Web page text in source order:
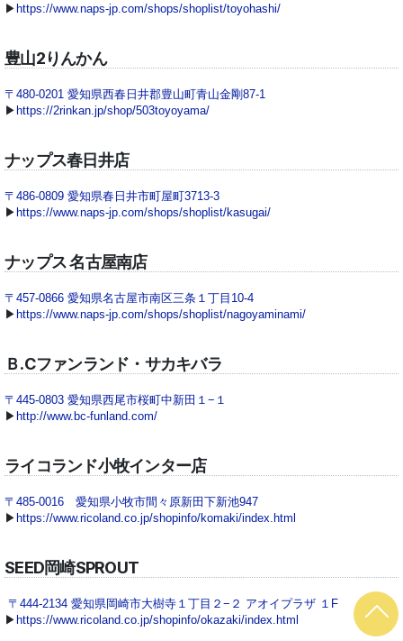
▶ https://www.naps-jp.com/shops/shoplist/toyohashi/
豊山2りんかん
〒480-0201 愛知県西春日井郡豊山町青山金剛87-1
▶ https://2rinkan.jp/shop/503toyoyama/
ナップス春日井店
〒486-0809 愛知県春日井市町屋町3713-3
▶ https://www.naps-jp.com/shops/shoplist/kasugai/
ナップス 名古屋南店
〒457-0866 愛知県名古屋市南区三条１丁目10-4
▶ https://www.naps-jp.com/shops/shoplist/nagoyaminami/
Ｂ.Cファンランド・サカキバラ
〒445-0803 愛知県西尾市桜町中新田１−１
▶ http://www.bc-funland.com/
ライコランド小牧インター店
〒485-0016 愛知県小牧市間々原新田下新池947
▶ https://www.ricoland.co.jp/shopinfo/komaki/index.html
SEED岡崎SPROUT
〒444-2134 愛知県岡崎市大樹寺１丁目２−２ アオイプラザ １F
▶ https://www.ricoland.co.jp/shopinfo/okazaki/index.html